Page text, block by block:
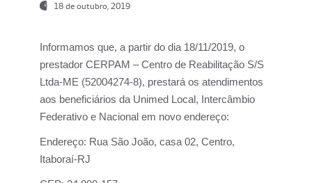
18 de outubro, 2019
Informamos que, a partir do dia 18/11/2019, o
prestador CERPAM – Centro de Reabilitação S/S
Ltda-ME (52004274-8), prestará os atendimentos
aos beneficiários da Unimed Local, Intercâmbio
Federativo e Nacional em novo endereço:
Endereço: Rua São João, casa 02, Centro,
Itaboraí-RJ